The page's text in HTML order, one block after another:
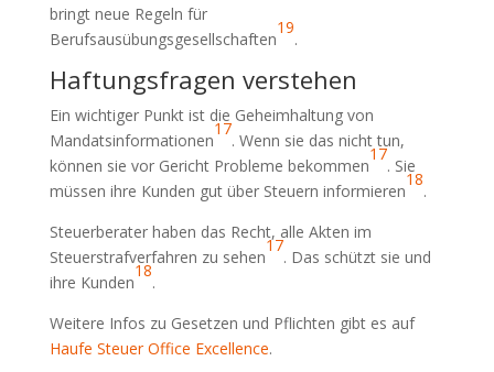
bringt neue Regeln für
Berufsausübungsgesellschaften
19
.
Haftungsfragen verstehen
Ein wichtiger Punkt ist die Geheimhaltung von
Mandatsinformationen
17
. Wenn sie das nicht tun,
können sie vor Gericht Probleme bekommen
17
. Sie
müssen ihre Kunden gut über Steuern informieren
18
.
Steuerberater haben das Recht, alle Akten im
Steuerstrafverfahren zu sehen
17
. Das schützt sie und
ihre Kunden
18
.
Weitere Infos zu Gesetzen und Pflichten gibt es auf
Haufe Steuer Office Excellence.